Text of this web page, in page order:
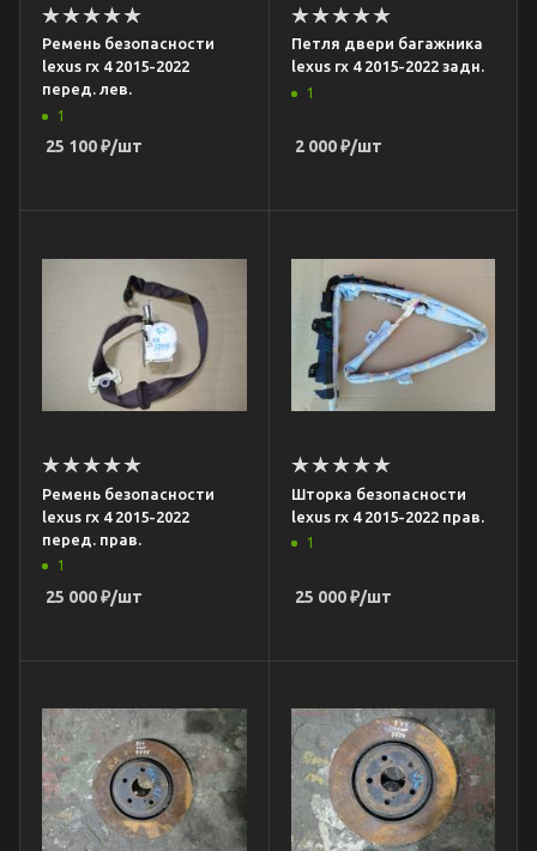
Ремень безопасности
lexus rx 4 2015-2022
перед. лев.
1
25 100₽/шт
Петля двери багажника
lexus rx 4 2015-2022 задн.
1
2 000₽/шт
Ремень безопасности
lexus rx 4 2015-2022
перед. прав.
1
25 000₽/шт
Шторка безопасности
lexus rx 4 2015-2022 прав.
1
25 000₽/шт